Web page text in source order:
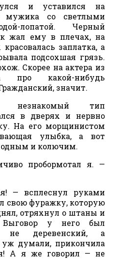
и уставился на
мужика со светлыми
лопатой. Черный
жал ему в плечах, на
заплатка, а
подсохшая грязь.
Скорее на актера из
про какой-нибудь
значит.
незнакомый тип
в дверях и нервно
На его морщинистом
улыбка, а вот
и колючим.
пробормотал я. —
— всплеснул руками
свою фуражку, которую
отряхнул о штаны и
у него был
не деревенский, а
думали, прикончила
А я же говорил — не